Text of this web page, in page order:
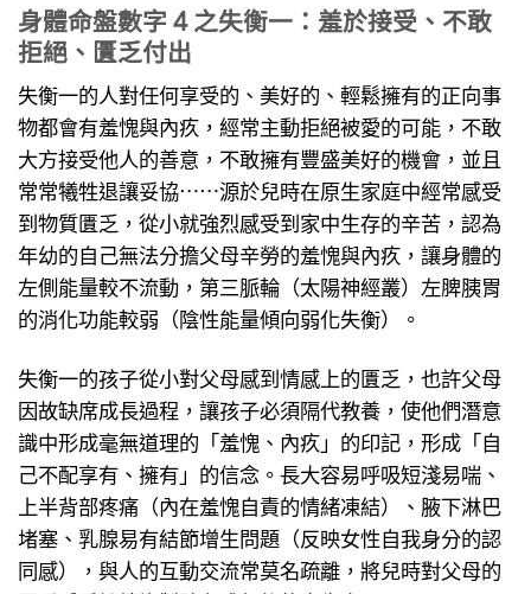
身體命盤數字 4 之失衡一 ：羞於接受、不敢
拒絕、匱乏付出
失衡一的人對任何享受的、美好的、輕鬆擁有的正向事
物都會有羞愧與內疚，經常主動拒絕被愛的可能，不敢
大方接受他人的善意，不敢擁有豐盛美好的機會，並且
常常犧牲退讓妥協⋯⋯源於兒時在原生家庭中經常感受
到物質匱乏，從小就強烈感受到家中生存的辛苦，認為
年幼的自己無法分擔父母辛勞的羞愧與內疚，讓身體的
左側能量較不流動，第三脈輪（太陽神經叢）左脾胰胃
的消化功能較弱（陰性能量傾向弱化失衡）。
失衡一的孩子從小對父母感到情感上的匱乏，也許父母
因故缺席成長過程，讓孩子必須隔代教養，使他們潛意
識中形成毫無道理的「羞愧、內疚」的印記，形成「自
己不配享有、擁有」的信念。長大容易呼吸短淺易喘、
上半背部疼痛（內在羞愧自責的情緒凍結）、腋下淋巴
堵塞、乳腺易有結節增生問題（反映女性自我身分的認
同感），與人的互動交流常莫名疏離，將兒時對父母的